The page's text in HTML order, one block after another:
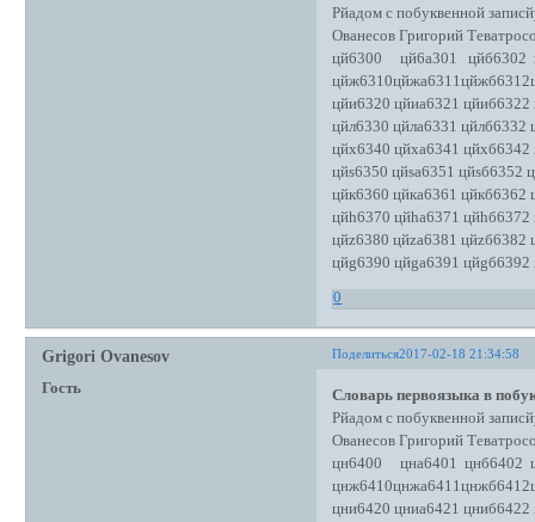
Рйадом с побуквенной
Ованесов Григорий
цй6300 цй6а301 цйб6302
цйи6320 цйиа6321
цйл6330 цйла6331 цйлб6332
цйх6340 цйха6341
цйs6350 цйsа6351 цйsб6352
цйк6360 цйка6361 цйкб6362
цйh6370 цйhа6371
цйz6380 цйzа6381 цйzб6382
цйg6390 цйgа6391
0
Поделиться2017-02-18 21:34:58
Grigori Ovanesov
Гость
Словарь первоязыка в
Рйадом с побуквенной
Ованесов Григорий
цн6400 цна6401 цнб6402
цни6420 цниа6421